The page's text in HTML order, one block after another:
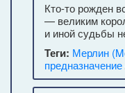
Кто-то рожден
— великим
и иной судьбы
Теги: Мерлин
предназначение